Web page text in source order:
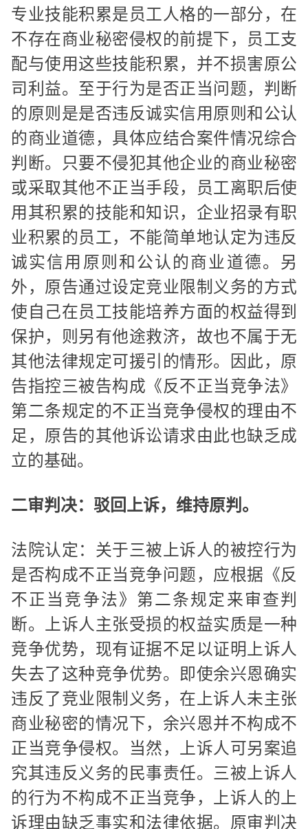
专业技能积累是员工人格的一部分，在
不存在商业秘密侵权的前提下，员工支
配与使用这些技能积累，并不损害原公
司利益。至于行为是否正当问题，判断
的原则是是否违反诚实信用原则和公认
的商业道德，具体应结合案件情况综合
判断。只要不侵犯其他企业的商业秘密
或采取其他不正当手段，员工离职后使
用其积累的技能和知识，企业招录有职
业积累的员工，不能简单地认定为违反
诚实信用原则和公认的商业道德。另
外，原告通过设定竞业限制义务的方式
使自己在员工技能培养方面的权益得到
保护，则另有他途救济，故也不属于无
其他法律规定可援引的情形。因此，原
告指控三被告构成《反不正当竞争法》
第二条规定的不正当竞争侵权的理由不
足，原告的其他诉讼请求由此也缺乏成
立的基础。
二审判决：驳回上诉，维持原判。
法院认定：关于三被上诉人的被控行为
是否构成不正当竞争问题，应根据《反
不正当竞争法》第二条规定来审查判
断。上诉人主张受损的权益实质是一种
竞争优势，现有证据不足以证明上诉人
失去了这种竞争优势。即使余兴恩确实
违反了竞业限制义务，在上诉人未主张
商业秘密的情况下，余兴恩并不构成不
正当竞争侵权。当然，上诉人可另案追
究其违反义务的民事责任。三被上诉人
的行为不构成不正当竞争，上诉人的上
诉理由缺乏事实和法律依据。原审判决